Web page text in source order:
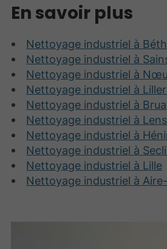
En savoir plus
Nettoyage industriel à
Nettoyage industriel à
Nettoyage industriel à
Nettoyage industriel à
Nettoyage industriel à
Nettoyage industriel à Lens
Nettoyage industriel à
Nettoyage industriel à
Nettoyage industriel à Lille
Nettoyage industriel à